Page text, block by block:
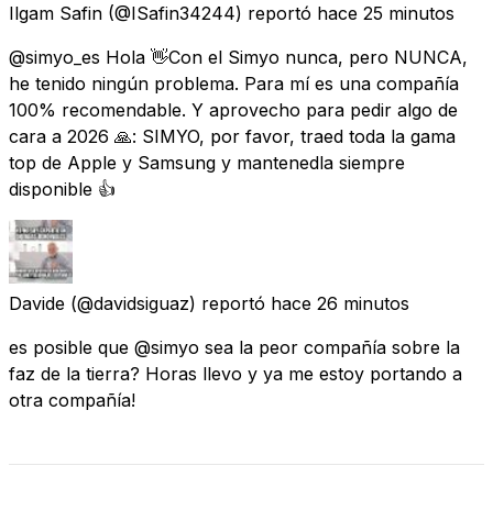
Ilgam Safin (@ISafin34244) reportó hace 25 minutos
@simyo_es Hola 👋Con el Simyo nunca, pero NUNCA,
he tenido ningún problema. Para mí es una compañía
100% recomendable. Y aprovecho para pedir algo de
cara a 2026 🙏: SIMYO, por favor, traed toda la gama
top de Apple y Samsung y mantenedla siempre
disponible 👍
Davide (@davidsiguaz) reportó hace 26 minutos
es posible que @simyo sea la peor compañía sobre la
faz de la tierra? Horas llevo y ya me estoy portando a
otra compañía!